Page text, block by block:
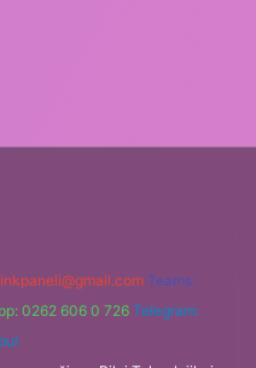
Teams:
0262 606 0 726 Telegram: